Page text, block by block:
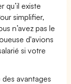
qu’il existe
simplifier,
n’avez pas le
d'avions
si votre
avantages